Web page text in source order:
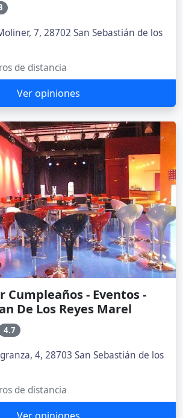
7, 28702 San Sebastián de los
de distancia
Ver opiniones
Cumpleaños - Eventos -
De Los Reyes Marel
4.7
4, 28703 San Sebastián de los
de distancia